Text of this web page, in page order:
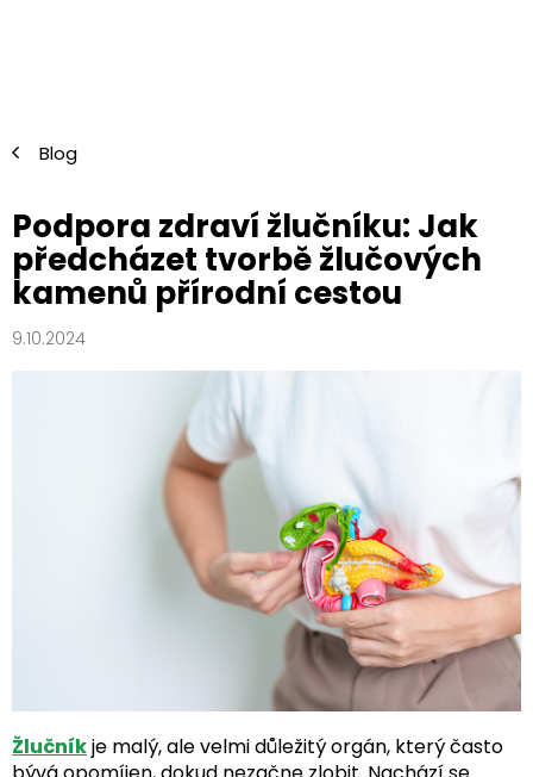
Blog
Podpora zdraví žlučníku: Jak
předcházet tvorbě žlučových
kamenů přírodní cestou
9.10.2024
Žlučníkje malý, ale velmi důležitý orgán, který často